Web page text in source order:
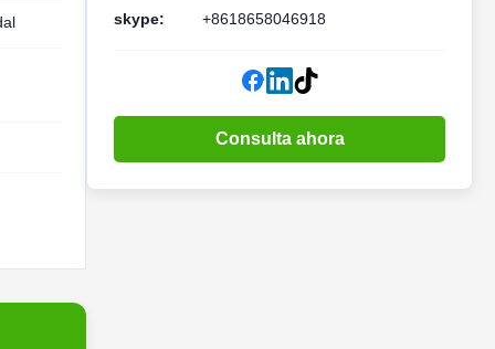
skype:
+8618658046918
Consulta ahora